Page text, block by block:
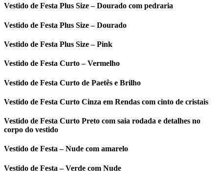
Vestido de Festa Plus Size – Dourado com pedraria
Vestido de Festa Plus Size – Dourado
Vestido de Festa Plus Size – Pink
Vestido de Festa Curto – Vermelho
Vestido de Festa Curto de Paetês e Brilho
Vestido de Festa Curto Cinza em Rendas com cinto de cristais
Vestido de Festa Curto Preto com saia rodada e detalhes no
corpo do vestido
Vestido de Festa – Nude com amarelo
Vestido de Festa – Verde com Nude